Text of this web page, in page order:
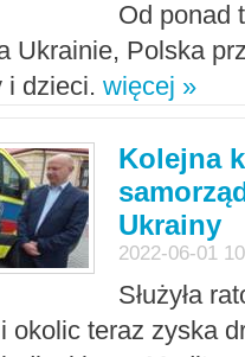
Od ponad
Ukrainie, Polska
i dzieci. więcej »
Kolejna
Ukrainy
2022-06-01
Służyła
okolic teraz zyska